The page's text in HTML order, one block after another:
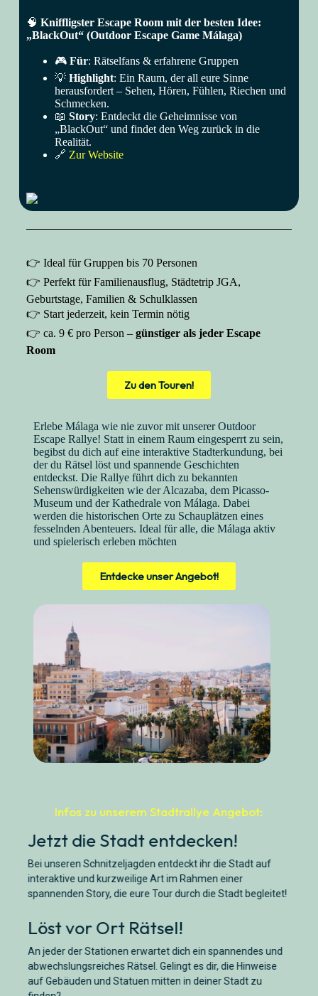
🧠 Kniffligster Escape Room mit der besten Idee:
„BlackOut“ (Outdoor Escape Game Málaga)
🎮 Für: Rätselfans & erfahrene Gruppen
💡 Highlight: Ein Raum, der all eure Sinne
herausfordert – Sehen, Hören, Fühlen, Riechen und
Schmecken.
📖 Story: Entdeckt die Geheimnisse von
„BlackOut“ und findet den Weg zurück in die
Realität.
🔗 Zur Website
👉 Ideal für Gruppen bis 70 Personen
👉 Perfekt fürFamilienausflug, StädtetripJGA,
Geburtstage, Familien & Schulklassen
👉 Start jederzeit, kein Termin nötig
👉 ca. 9 € pro Person – günstiger als jeder Escape
Room
Zu den Touren!
Erlebe Málaga wie nie zuvor mit unserer Outdoor
Escape Rallye! Statt in einem Raum eingesperrt zu sein,
begibst du dich auf eine interaktive Stadterkundung, bei
der du Rätsel löst und spannende Geschichten
entdeckst. Die Rallye führt dich zu bekannten
Sehenswürdigkeiten wie der Alcazaba, dem Picasso-
Museum und der Kathedrale von Málaga. Dabei
werden die historischen Orte zu Schauplätzen eines
fesselnden Abenteuers. Ideal für alle, die Málaga aktiv
und spielerisch erleben möchten
Entdecke unser Angebot!
Infos zu unserem Stadtrallye Angebot:
Jetzt die Stadt entdecken!
Bei unseren Schnitzeljagden entdeckt ihr die Stadt auf
interaktive und kurzweilige Art im Rahmen einer
spannenden Story, die eure Tour durch die Stadt begleitet!
Löst vor Ort Rätsel!
An jeder der Stationen erwartet dich ein spannendes und
abwechslungsreiches Rätsel. Gelingt es dir, die Hinweise
auf Gebäuden und Statuen mitten in deiner Stadt zu